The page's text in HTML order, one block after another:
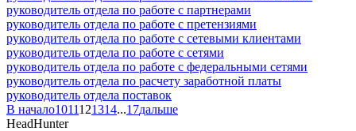
руководитель отдела по работе с партнерами
руководитель отдела по работе с претензиями
руководитель отдела по работе с сетевыми клиентами
руководитель отдела по работе с сетями
руководитель отдела по работе с федеральными сетями
руководитель отдела по расчету заработной платы
руководитель отдела поставок
В начало1011121314...17дальше
HeadHunter